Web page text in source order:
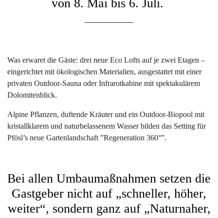
von 8. Mai bis 6. Juli.
Was erwaret die Gäste: drei neue Eco Lofts auf je zwei Etagen –
eingerichtet mit ökologischen Materialien, ausgestattet mit einer
privaten Outdoor-Sauna oder Infrarotkabine mit spektakulärem
Dolomitenblick.
Alpine Pflanzen, duftende Kräuter und ein Outdoor-Biopool mit
kristallklarem und naturbelassenem Wasser bilden das Setting für
Pfösl’s neue Gartenlandschaft ”Regeneration 360°”.
Bei allen Umbaumaßnahmen setzen die
Gastgeber nicht auf „schneller, höher,
weiter“, sondern ganz auf „Naturnaher,